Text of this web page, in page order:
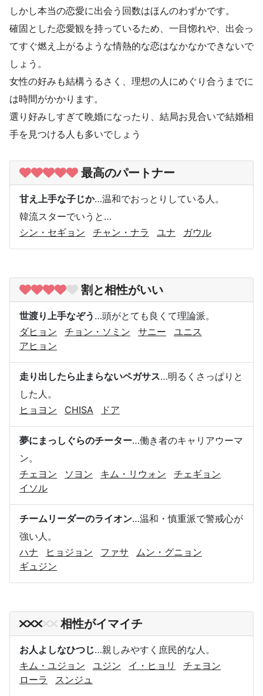
しかし本当の恋愛に出会う回数はほんのわずかです。
確固とした恋愛観を持っているため、一目惚れや、出会っ
てすぐ燃え上がるような情熱的な恋はなかなかできないで
しょう。
女性の好みも結構うるさく、理想の人にめぐり合うまでに
は時間がかかります。
選り好みしすぎて晩婚になったり、結局お見合いで結婚相
手を見つける人も多いでしょう
最高のパートナー
甘え上手な子じか…温和でおっとりしている人。
韓流スターでいうと…
シン・セギョン
チャン・ナラ ユナ ガウル
割と相性がいい
世渡り上手なぞう …頭がとても良くて理論派。
ダヒョン
チョン・ソミン サニー
ユニス
アヒョン
走り出したら止まらないペガサス…明るくさっぱりと
した人。
ヒョヨン
CHISA ドア
夢にまっしぐらのチーター…働き者のキャリアウーマ
ン。
チェヨン
ソヨン キム・リウォン
チェギョン
イソル
チームリーダーのライオン…温和・慎重派で警戒心が
強い人。
ハナ
ヒョジョン ファサ
ムン・グニョン
ギュジン
相性がイマイチ
お人よしなひつじ…親しみやすく庶民的な人。
キム・ユジョン
ユジン イ・ヒョリ
チェヨン
ローラ
スンジュ